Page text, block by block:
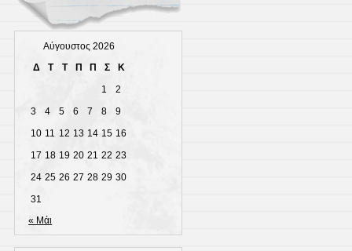
Αύγουστος 2026
Δ
Τ Τ Π Π Σ
Κ
1
2
3
4 5 6 7 8
9
10 11 12 13 14 15 16
17 18 19 20 21 22 23
24 25 26 27 28 29 30
31
« Μάι